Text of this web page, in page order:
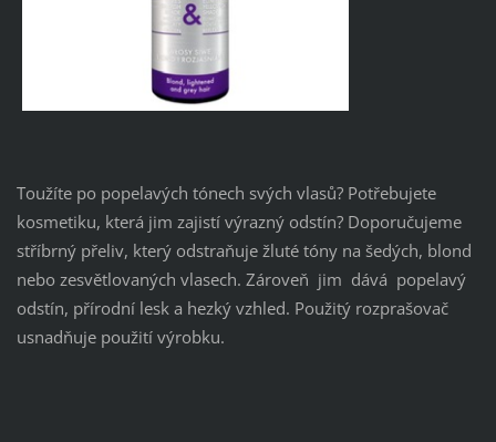
Toužíte po popelavých tónech svých vlasů? Potřebujete
kosmetiku, která jim zajistí výrazný odstín? Doporučujeme
stříbrný přeliv, který odstraňuje žluté tóny na šedých, blond
nebo zesvětlovaných vlasech. Zároveň jim dává popelavý
odstín, přírodní lesk a hezký vzhled. Použitý rozprašovač
usnadňuje použití výrobku.